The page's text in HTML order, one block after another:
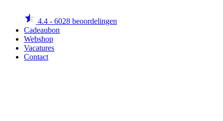
4.4 - 6028 beoordelingen
Cadeaubon
Webshop
Vacatures
Contact